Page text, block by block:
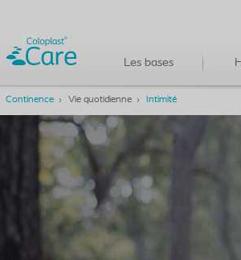
Les bases
Continence Vie quotidienne Intimité